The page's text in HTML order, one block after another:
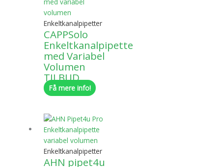
Enkeltkanalpipetter
CAPPSolo
Enkeltkanalpipette
med Variabel
Volumen
TILBUD
Få mere info!
Enkeltkanalpipetter
AHN pipet4u